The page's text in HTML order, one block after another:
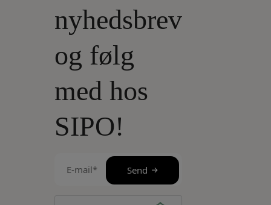
nyhedsbrev
og følg
med hos
SIPO!
mail
Send